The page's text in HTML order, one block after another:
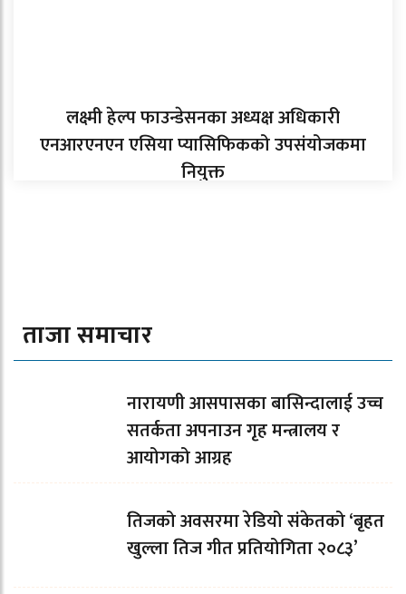
लक्ष्मी हेल्प फाउन्डेसनका अध्यक्ष अधिकारी
एनआरएनएन एसिया प्यासिफिकको उपसंयोजकमा
नियुक्त
ताजा समाचार
नारायणी आसपासका बासिन्दालाई उच्च
सतर्कता अपनाउन गृह मन्त्रालय र
आयोगको आग्रह
तिजको अवसरमा रेडियो संकेतको ‘बृहत
खुल्ला तिज गीत प्रतियोगिता २०८३’